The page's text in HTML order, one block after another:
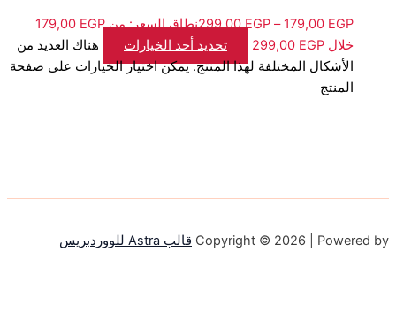
179,00 EGP
–
299,00EGP
خلال ⁦299,00 EGP⁩
تحديد أحد الخيارات
هناك العديد من
الأشكال المختلفة لهذا المنتج. يمكن اختيار الخيارات على صفحة
المنتج
Copyright © 2026 | Powered by قالب Astra للووردبريس